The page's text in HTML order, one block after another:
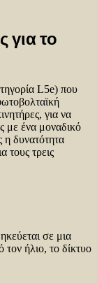
για το
L5e) που
για να
με ένα μοναδικό
η δυνατότητα
τους τρεις
σε μια
τον ήλιο, το δίκτυο